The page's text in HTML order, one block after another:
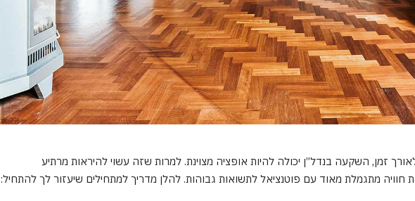
זמן, השקעה בנדל”ן יכולה להיות אופציה מצוינת. למרות שזה עשוי להיראות מרתיע
מתגמלת מאוד עם פוטנציאל לתשואות גבוהות. להלן מדריך למתחילים שיעזור לך להתחיל: